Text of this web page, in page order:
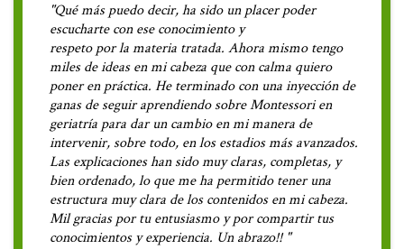
"Qué más puedo decir, ha sido un placer poder
escucharte con ese conocimiento y
respeto por la materia tratada. Ahora mismo tengo
miles de ideas en mi cabeza que con calma quiero
poner en práctica. He terminado con una inyección de
ganas de seguir aprendiendo sobre Montessori en
geriatría para dar un cambio en mi manera de
intervenir, sobre todo, en los estadios más avanzados.
Las explicaciones han sido muy claras, completas, y
bien ordenado, lo que me ha permitido tener una
estructura muy clara de los contenidos en mi cabeza.
Mil gracias por tu entusiasmo y por compartir tus
conocimientos y experiencia. Un abrazo!! "